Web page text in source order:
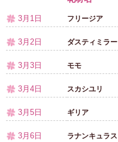
3月1日 フリージア
3月2日 ダスティミラー
3月3日 モモ
3月4日 スカシユリ
3月5日 ギリア
3月6日 ラナンキュラス